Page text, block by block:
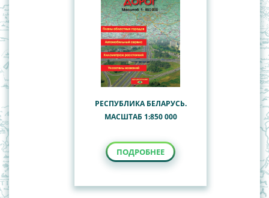
РЕСПУБЛИКА БЕЛАРУСЬ.
МАСШТАБ 1:850 000
ПОДРОБНЕЕ